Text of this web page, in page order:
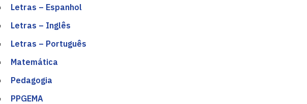
Letras – Espanhol
Letras – Inglês
Letras – Português
Matemática
Pedagogia
PPGEMA